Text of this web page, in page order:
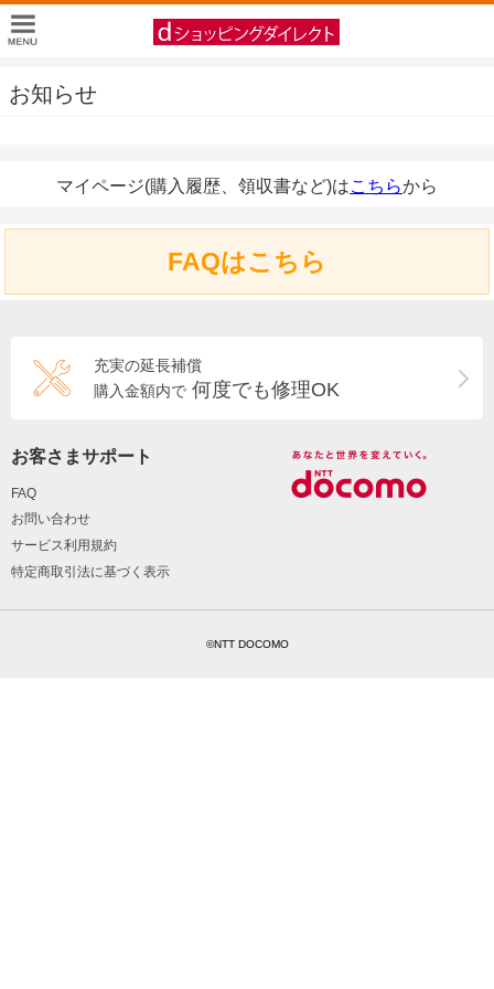
お知らせ
マイページ(購入履歴、領収書など)はこちらから
FAQはこちら
充実の延長補償
購入金額内で 何度でも修理OK
お客さまサポート
FAQ
お問い合わせ
サービス利用規約
特定商取引法に基づく表示
©NTT DOCOMO